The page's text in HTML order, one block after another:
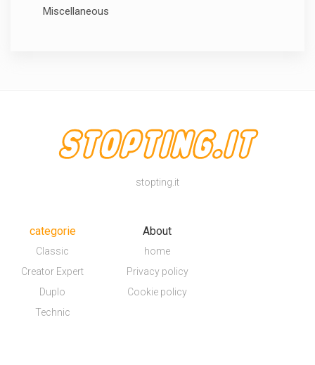
Miscellaneous
stopting.it
categorie
Classic
Creator Expert
Duplo
Technic
About
home
Privacy policy
Cookie policy